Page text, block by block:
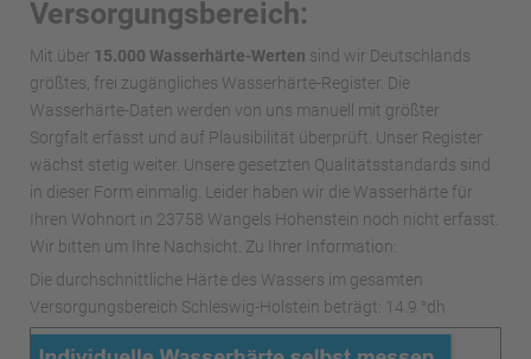
Versorgungsbereich:
Mit über 15.000 Wasserhärte-Werten sind wir Deutschlands
größtes, frei zugängliches Wasserhärte-Register. Die
Wasserhärte-Daten werden von uns manuell mit größter
Sorgfalt erfasst und auf Plausibilität überprüft. Unser Register
wächst stetig weiter. Unsere gesetzten Qualitätsstandards sind
in dieser Form einmalig. Leider haben wir die Wasserhärte für
Ihren Wohnort in 23758 Wangels Hohenstein noch nicht erfasst.
Wir bitten um Ihre Nachsicht. Zu Ihrer Information:
Die durchschnittliche Härte des Wassers im gesamten
Versorgungsbereich Schleswig-Holstein beträgt: 14.9 °dh